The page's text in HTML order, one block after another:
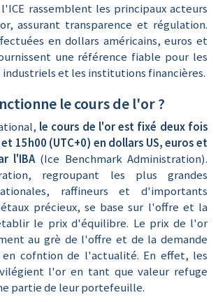
rassemblent les principaux acteurs
assurant transparence et régulation.
en dollars américains, euros et
une référence fiable pour les
industriels et les institutions financières.
le cours de l'or ?
le cours de l'or est fixé deux fois
15h00 (UTC+0) en dollars US, euros et
l'IBA(Ice Benchmark Administration).
regroupant les plus grandes
raffineurs et d'importants
précieux, se base sur l'offre et la
le prix d'équilibre. Le prix de l'or
au grè de l'offre et de la demande
en cofntion de l'actualité. En effet, les
l'or en tant que valeur refuge
partie de leur portefeuille.